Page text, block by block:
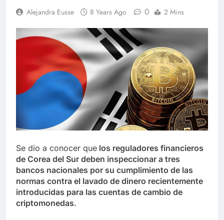
Alejandra Eusse 8 Years Ago 0 2 Mins
Se dio a conocer que los reguladores financieros
de Corea del Sur deben inspeccionar a tres
bancos nacionales por su cumplimiento de las
normas contra el lavado de dinero recientemente
introducidas para las cuentas de cambio de
criptomonedas.